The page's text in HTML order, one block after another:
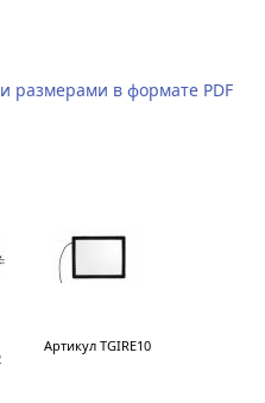
размерами в формате PDF
Артикул TGIRE10